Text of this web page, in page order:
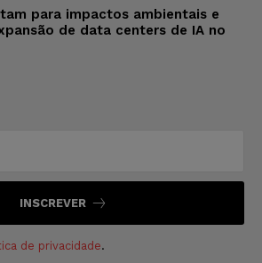
para impactos ambientais e
de data centers de IA no
INSCREVER
de privacidade.